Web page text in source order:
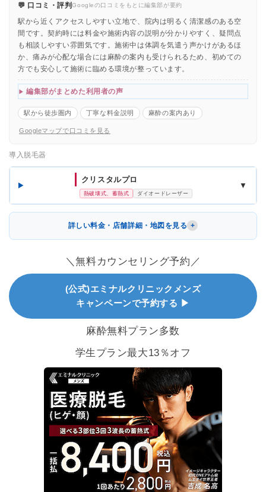
💬 口コミ・評判Googleの口コミをもとに編集部が要約
駅から近くアクセスしやすい立地で、院内は明るく清潔感のある空
間です。契約時には料金や施術内容の説明が分かりやすく、疑問点
も相談しやすい雰囲気です。施術中は体調を気遣う声かけがあるほ
か、痛みが心配な場合には麻酔の案内も受けられるため、初めての
方でも安心して施術に臨める環境が整っています。
編集部がまとめた利用者の声
駅から徒歩圏内 丁寧な料金説明 麻酔の案内あり
Googleマップで口コミを見る
導入脱毛器
クリスタルプロ
熱破壊式、蓄熱式 ダイオードレーザー
▼
詳しい料金・店舗詳細・地図を見る
＼無料カウンセリング予約／
(公式)エミナルクリニックメンズ
キャンペーンで予約する ▶
麻酔無料プラン多数
学生プラン最大13％オフ